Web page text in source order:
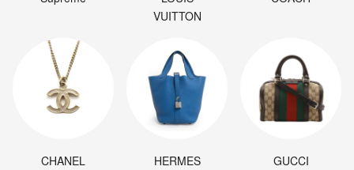
VUITTON
CHANEL HERMES GUCCI